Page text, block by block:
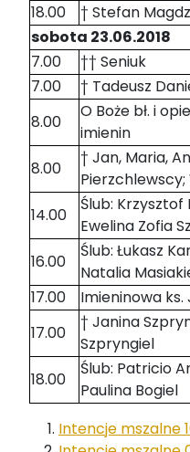
18.00
† Stefan
sobota 23.06.2018
7.00
†† Seniuk
7.00
† Tadeusz
8.00
O Boże bł. i
imienin
8.00
† Jan, Maria,
14.00
Ślub: Krzysztof
Ewelina Zofia
16.00
Ślub: Łukasz
Natalia
17.00
Imieninowa ks.
17.00
† Janina
Szpryngiel
18.00
Ślub: Patricio
Paulina Bogiel
Intencje mszalne